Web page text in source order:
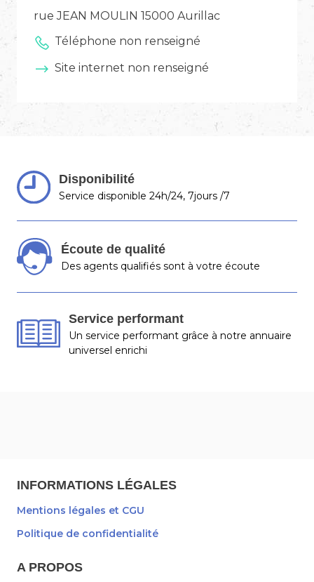
rue JEAN MOULIN 15000 Aurillac
Téléphone non renseigné
Site internet non renseigné
Disponibilité
Service disponible 24h/24, 7jours /7
Écoute de qualité
Des agents qualifiés sont à votre écoute
Service performant
Un service performant grâce à notre annuaire
universel enrichi
INFORMATIONS LÉGALES
Mentions légales et CGU
Politique de confidentialité
A PROPOS